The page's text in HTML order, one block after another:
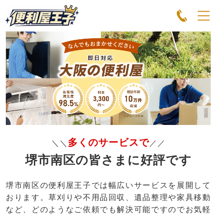
＼＼ 多くのサービスで／／
堺市南区の皆さまに好評です
堺市南区の便利屋王子では幅広いサービスを展開して
おります。草刈りや不用品回収、遺品整理や家具移動
など、どのようなご依頼でも解決可能ですのでお気軽